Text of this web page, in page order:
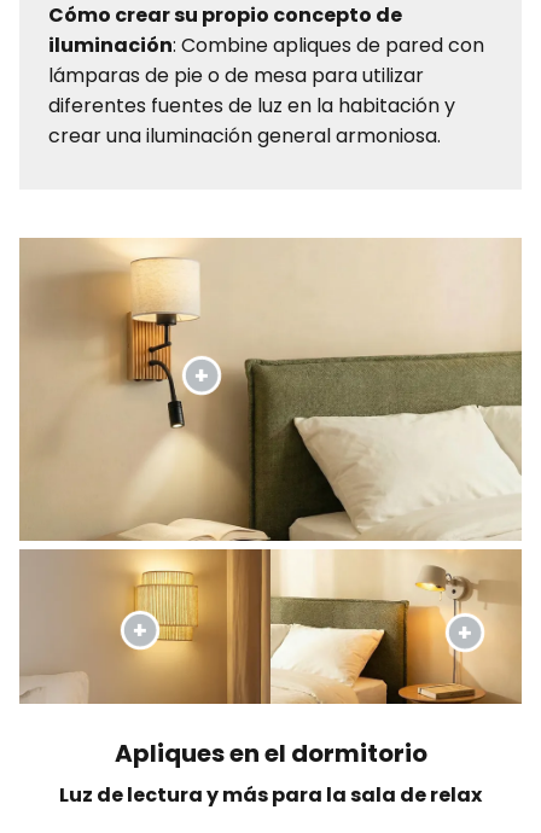
Cómo crear su propio concepto de
iluminación: Combine apliques de pared con
lámparas de pie o de mesa para utilizar
diferentes fuentes de luz en la habitación y
crear una iluminación general armoniosa.
Apliques en el dormitorio
Luz de lectura y más para la sala de relax